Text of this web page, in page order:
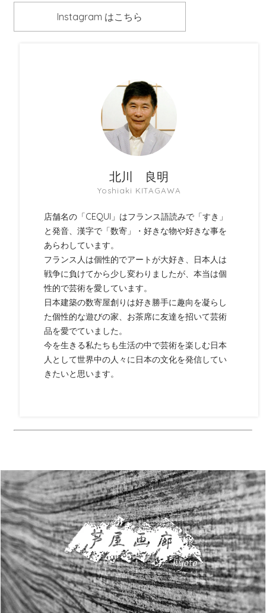
Instagram はこちら
北川 良明
Yoshiaki KITAGAWA
店舗名の「CEQUI」はフランス語読みで「すき」
と発音、漢字で「数寄」・好きな物や好きな事を
あらわしています。
フランス人は個性的でアートが大好き、日本人は
戦争に負けてから少し変わりましたが、本当は個
性的で芸術を愛しています。
日本建築の数寄屋創りは好き勝手に趣向を凝らし
た個性的な遊びの家、お茶席に友達を招いて芸術
品を愛でていました。
今を生きる私たちも生活の中で芸術を楽しむ日本
人として世界中の人々に日本の文化を発信してい
きたいと思います。